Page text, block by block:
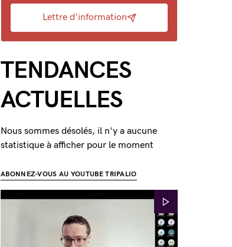
Lettre d'information
TENDANCES
ACTUELLES
Nous sommes désolés, il n'y a aucune
statistique à afficher pour le moment
ABONNEZ-VOUS AU YOUTUBE TRIPALIO